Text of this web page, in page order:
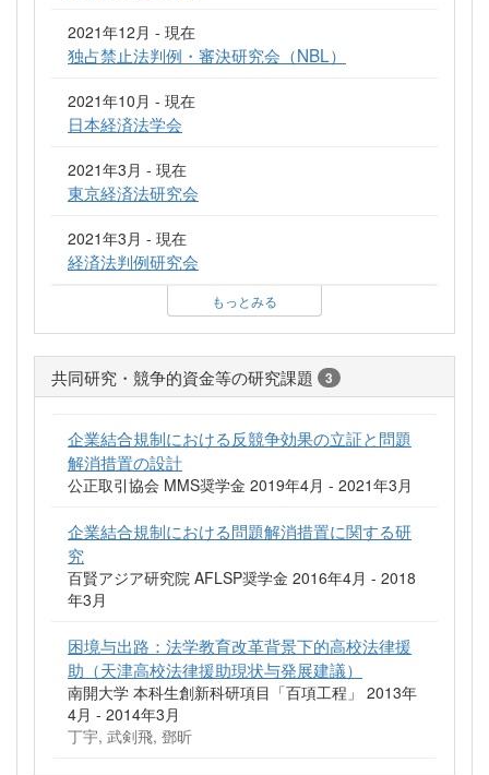
2021年12月 - 現在
独占禁止法判例・審決研究会（NBL）
2021年10月 - 現在
日本経済法学会
2021年3月 - 現在
東京経済法研究会
2021年3月 - 現在
経済法判例研究会
もっとみる
共同研究・競争的資金等の研究課題 3
企業結合規制における反競争効果の立証と問題
解消措置の設計
公正取引協会 MMS奨学金 2019年4月 - 2021年3月
企業結合規制における問題解消措置に関する研
究
百賢アジア研究院 AFLSP奨学金 2016年4月 - 2018
年3月
困境与出路：法学教育改革背景下的高校法律援
助（天津高校法律援助現状与発展建議）
南開大学 本科生創新科研項目「百項工程」 2013年
4月 - 2014年3月
丁宇, 武剣飛, 鄧昕